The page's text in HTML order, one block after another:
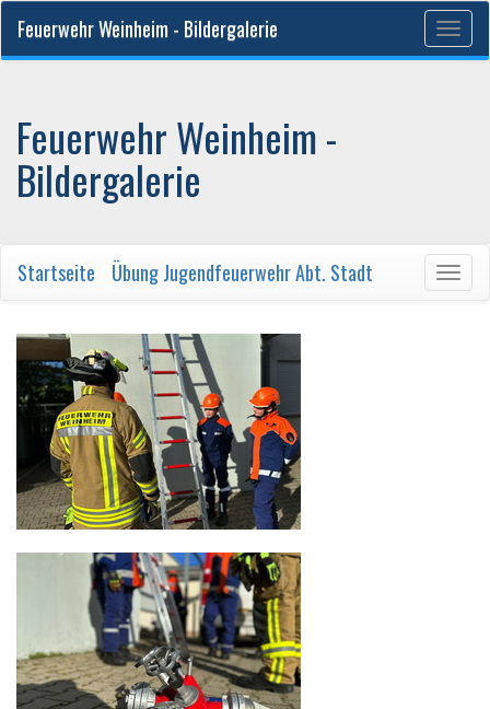
Feuerwehr Weinheim - Bildergalerie
Feuerwehr Weinheim -
Bildergalerie
Startseite Übung Jugendfeuerwehr Abt. Stadt